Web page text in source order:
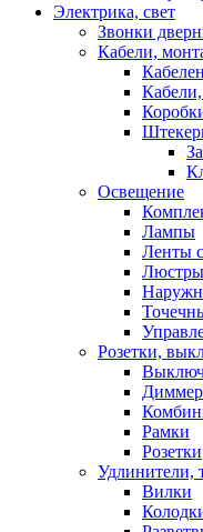
Электрика, свет
Звонки
Кабели,
Освещение
Лампы
Ленты
Розетки,
Рамки
Розетки
Удлинители,
Вилки